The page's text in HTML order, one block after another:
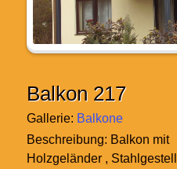
Balkon 217
Gallerie: Balkone
Beschreibung: Balkon mit
Holzgeländer , Stahlgestell